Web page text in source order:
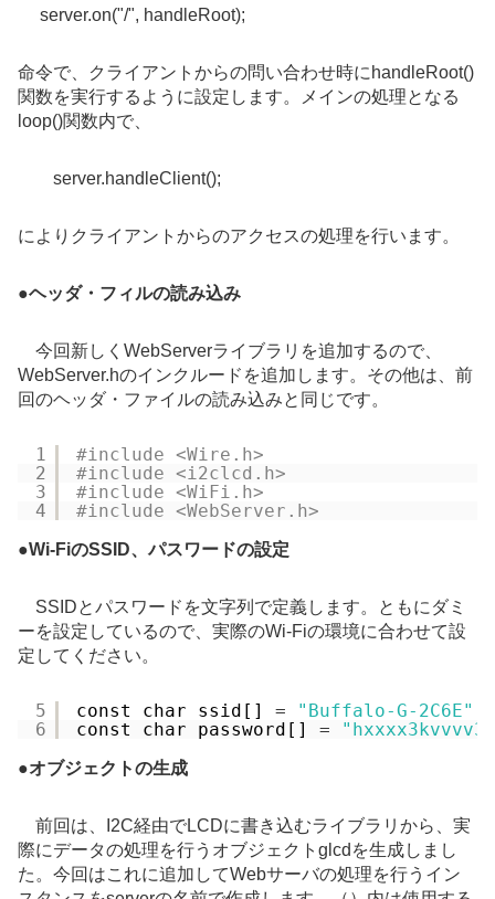
server.on("/", handleRoot);
命令で、クライアントからの問い合わせ時にhandleRoot()
関数を実行するように設定します。メインの処理となる
loop()関数内で、
server.handleClient();
によりクライアントからのアクセスの処理を行います。
●ヘッダ・フィルの読み込み
今回新しくWebServerライブラリを追加するので、
WebServer.hのインクルードを追加します。その他は、前
回のヘッダ・ファイルの読み込みと同じです。
1
2
3
4
#include <Wire.h>
#include <i2clcd.h>
#include <WiFi.h>
#include <WebServer.h>
●Wi-FiのSSID、パスワードの設定
SSIDとパスワードを文字列で定義します。ともにダミ
ーを設定しているので、実際のWi-Fiの環境に合わせて設
定してください。
5
6
const char ssid[] = "Buffalo-G-2C6E"
const char password[] =
●オブジェクトの生成
前回は、I2C経由でLCDに書き込むライブラリから、実
際にデータの処理を行うオブジェクトglcdを生成しまし
た。今回はこれに追加してWebサーバの処理を行うイン